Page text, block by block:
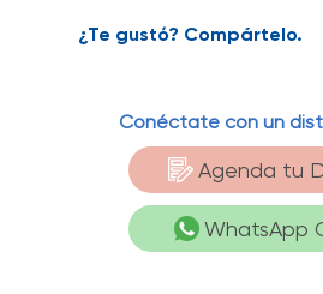
¿Te gustó? Compártelo.
Conéctate con un
Agenda tu
WhatsApp